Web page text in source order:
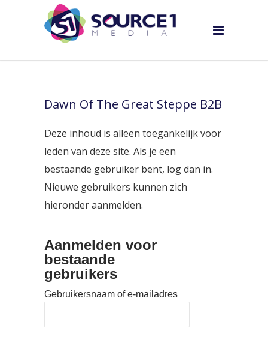
Dawn Of The Great Steppe B2B
Deze inhoud is alleen toegankelijk voor
leden van deze site. Als je een
bestaande gebruiker bent, log dan in.
Nieuwe gebruikers kunnen zich
hieronder aanmelden.
Aanmelden voor
bestaande
gebruikers
Gebruikersnaam of e-mailadres